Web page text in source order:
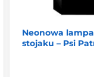
Neonowa
stojaku – Psi